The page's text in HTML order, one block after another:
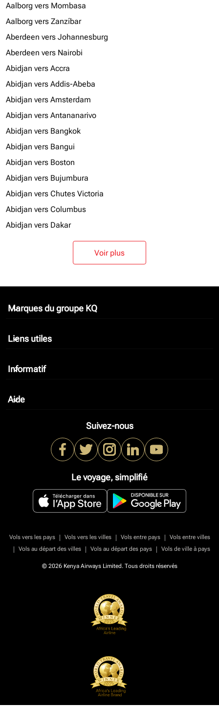
Aalborg vers Mombasa
Aalborg vers Zanzíbar
Aberdeen vers Johannesburg
Aberdeen vers Nairobi
Abidjan vers Accra
Abidjan vers Addis-Abeba
Abidjan vers Amsterdam
Abidjan vers Antananarivo
Abidjan vers Bangkok
Abidjan vers Bangui
Abidjan vers Boston
Abidjan vers Bujumbura
Abidjan vers Chutes Victoria
Abidjan vers Columbus
Abidjan vers Dakar
Voir plus
Marques du groupe KQ
keyboard_arrow_down
Liens utiles
keyboard_arrow_down
Informatif
keyboard_arrow_down
Aide
keyboard_arrow_down
Suivez-nous
Le voyage, simplifié
Vols vers les pays | Vols vers les villes | Vols entre pays |
Vols entre villes
|
Vols au départ des villes | Vols au départ des pays | Vols de ville à pays
© 2026 Kenya Airways Limited. Tous droits réservés